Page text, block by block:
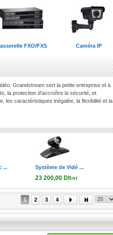
FXO/FXS Caméra IP
Grandstream sert la petite entreprise et à
la protection d'accroître la sécurité, et
les caractéristiques inégalée, la flexibilité et la
... Système de Vidé ...
23 200,00 DhHT
1 2 3 4